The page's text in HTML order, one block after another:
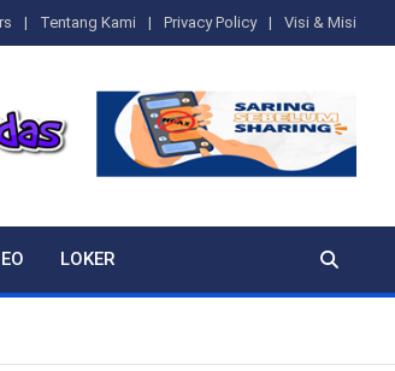
Tentang Kami Privacy Policy Visi & Misi
LOKER